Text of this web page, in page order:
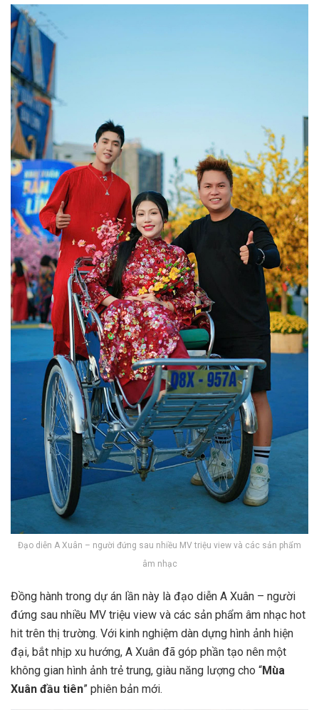
Đạo diễn A Xuân – người đứng sau nhiều MV triệu view và các sản phẩm
âm nhạc
Đồng hành trong dự án lần này là đạo diễn A Xuân – người
đứng sau nhiều MV triệu view và các sản phẩm âm nhạc hot
hit trên thị trường. Với kinh nghiệm dàn dựng hình ảnh hiện
đại, bắt nhịp xu hướng, A Xuân đã góp phần tạo nên một
không gian hình ảnh trẻ trung, giàu năng lượng cho “Mùa
Xuân đầu tiên” phiên bản mới.